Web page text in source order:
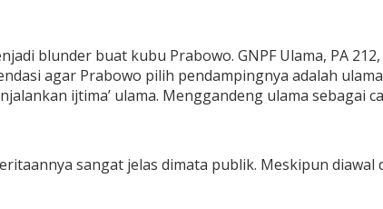
blunder buat kubu Prabowo. GNPF Ulama, PA
agar Prabowo pilih pendampingnya adalah
ijtima’ ulama. Menggandeng ulama sebagai
sangat jelas dimata publik. Meskipun diawal